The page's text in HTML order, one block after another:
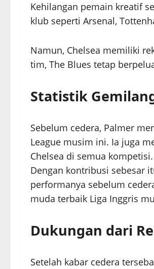
Kehilangan pemain kreatif
klub seperti Arsenal,
Namun, Chelsea memiliki
tim, The Blues tetap
Statistik
Sebelum cedera, Palmer
League musim ini. Ia juga
Chelsea di semua kompetisi.
Dengan kontribusi sebesar
performanya sebelum
muda terbaik Liga Inggris
Dukungan dari
Setelah kabar cedera